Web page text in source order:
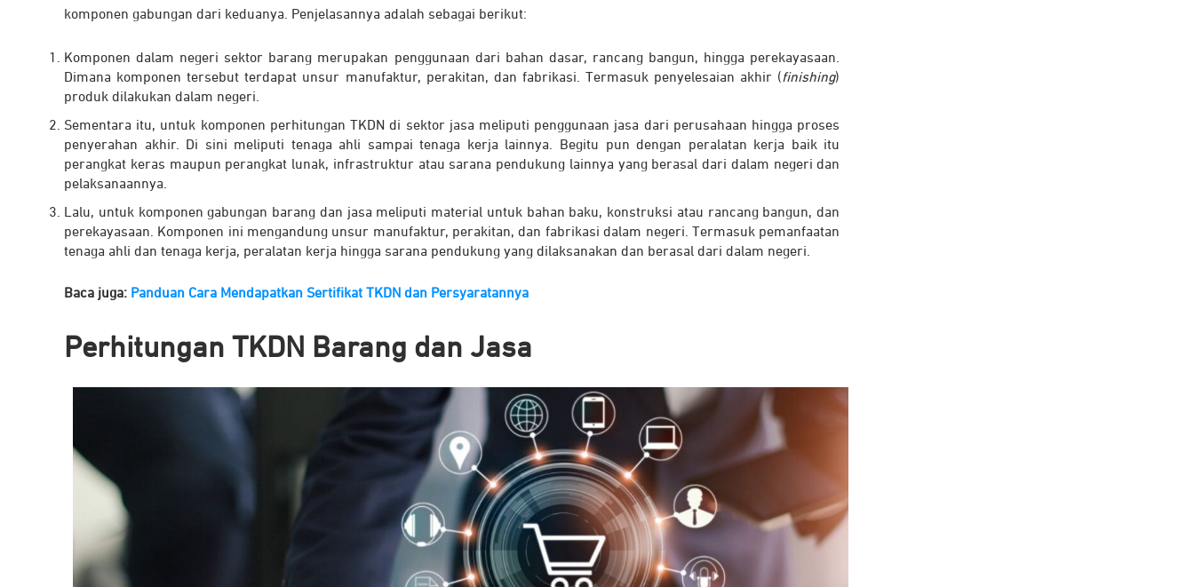
komponen gabungan dari keduanya. Penjelasannya adalah sebagai berikut:
Komponen dalam negeri sektor barang merupakan penggunaan dari bahan dasar, rancang bangun, hingga perekayasaan.
Dimana komponen tersebut terdapat unsur manufaktur, perakitan, dan fabrikasi. Termasuk penyelesaian akhir (finishing)
produk dilakukan dalam negeri.
Sementara itu, untuk komponen perhitungan TKDN di sektor jasa meliputi penggunaan jasa dari perusahaan hingga proses
penyerahan akhir. Di sini meliputi tenaga ahli sampai tenaga kerja lainnya. Begitu pun dengan peralatan kerja baik itu
perangkat keras maupun perangkat lunak, infrastruktur atau sarana pendukung lainnya yang berasal dari dalam negeri dan
pelaksanaannya.
Lalu, untuk komponen gabungan barang dan jasa meliputi material untuk bahan baku, konstruksi atau rancang bangun, dan
perekayasaan. Komponen ini mengandung unsur manufaktur, perakitan, dan fabrikasi dalam negeri. Termasuk pemanfaatan
tenaga ahli dan tenaga kerja, peralatan kerja hingga sarana pendukung yang dilaksanakan dan berasal dari dalam negeri.
Baca juga: Panduan Cara Mendapatkan Sertifikat TKDN dan Persyaratannya
Perhitungan TKDN Barang dan Jasa